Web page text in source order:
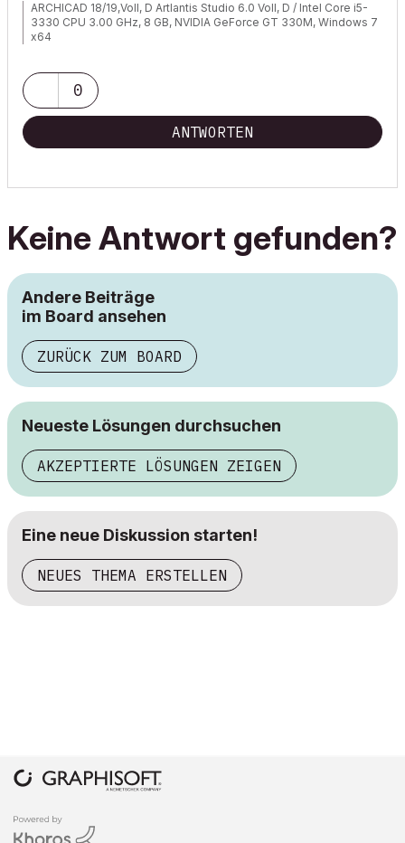
ARCHICAD 18/19,Voll, D Artlantis Studio 6.0 Voll, D / Intel Core i5-
3330 CPU 3.00 GHz, 8 GB, NVIDIA GeForce GT 330M, Windows 7
x64
0
ANTWORTEN
Keine Antwort gefunden?
Andere Beiträge
im Board ansehen
ZURÜCK ZUM BOARD
Neueste Lösungen durchsuchen
AKZEPTIERTE LÖSUNGEN ZEIGEN
Eine neue Diskussion starten!
NEUES THEMA ERSTELLEN